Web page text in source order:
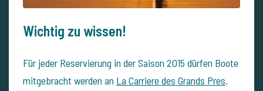
Wichtig zu wissen!
Für jeder Reservierung in der Saison 2015 dürfen Boote
mitgebracht werden an La Carriere des Grands Pres.